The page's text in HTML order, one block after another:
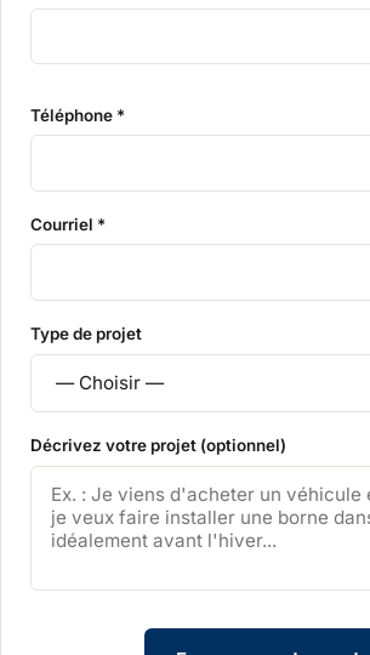
Téléphone *
Courriel *
Type de projet
Décrivez votre projet (optionnel)